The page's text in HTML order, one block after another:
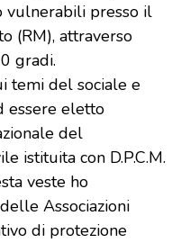
vulnerabili presso il
(RM), attraverso
gradi.
temi del sociale e
essere eletto
del
istituita con D.P.C.M.
veste ho
Associazioni
di protezione